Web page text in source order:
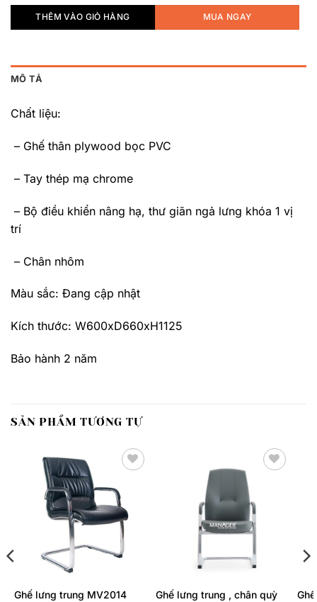
THÊM VÀO GIỎ HÀNG MUA NGAY
MÔ TẢ
Chất liệu:
– Ghế thân plywood bọc PVC
– Tay thép mạ chrome
– Bộ điều khiển nâng hạ, thư giãn ngả lưng khóa 1 vị
trí
– Chân nhôm
Màu sắc: Đang cập nhật
Kích thước: W600xD660xH1125
Bảo hành 2 năm
SẢN PHẨM TƯƠNG TỰ
thích
Ghế lưng trung MV2014
Ghế lưng trung , chân quỳ